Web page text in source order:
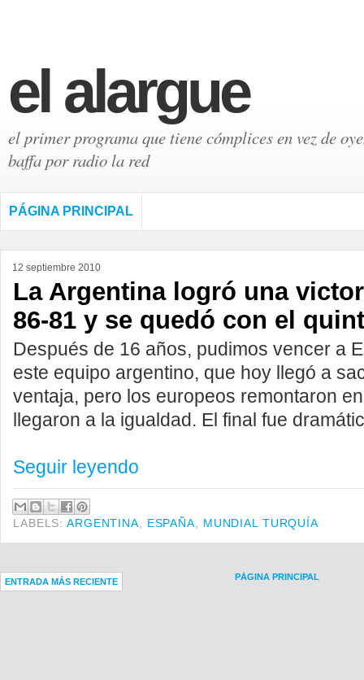
el alargue
el primer programa que tiene cómplices en vez de
baffa por radio la red
PÁGINA PRINCIPAL
12 septiembre 2010
La Argentina logró una
86-81 y se quedó con el
Después de 16 años, pudimos vencer a
este equipo argentino, que hoy llegó a
ventaja, pero los europeos remontaron
llegaron a la igualdad. El final fue
Seguir leyendo
LABELS:ARGENTINA ESPAÑA MUNDIAL TURQUÍA
ENTRADA MÁS RECIENTE PÁGINA PRINCIPAL